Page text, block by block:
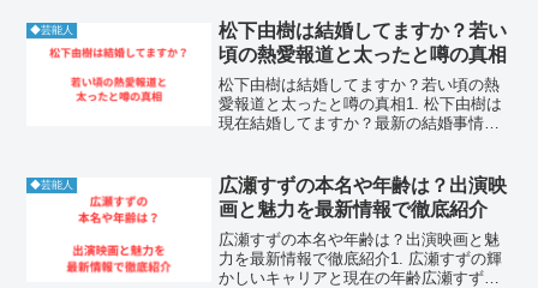
な感情表現と自然体の演技で視聴者の
心...
◆芸能人
松下由樹は結婚してますか？若い
頃の熱愛報道と太ったと噂の真相
松下由樹は結婚してますか？若い頃の熱
愛報道と太ったと噂の真相1. 松下由樹は
現在結婚してますか？最新の結婚事情を
ん。松下由樹が結婚しているという公式
な発表や、入籍...
◆芸能人
広瀬すずの本名や年齢は？出演映
画と魅力を最新情報で徹底紹介
広瀬すずの本名や年齢は？出演映画と魅
力を最新情報で徹底紹介1. 広瀬すずの輝
かしいキャリアと現在の年齢広瀬すずさ